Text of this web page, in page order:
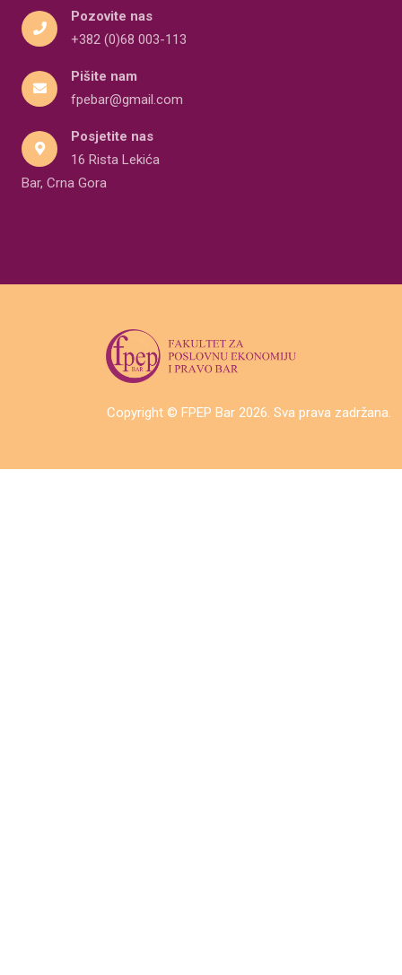
Pozovite nas
+382 (0)68 003-113
Pišite nam
fpebar@gmail.com
Posjetite nas
16 Rista Lekića
Bar, Crna Gora
Copyright © FPEP Bar 2026. Sva prava zadržana.